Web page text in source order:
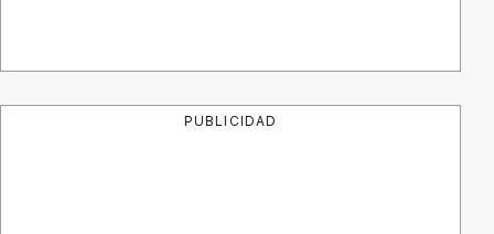
PUBLICIDAD